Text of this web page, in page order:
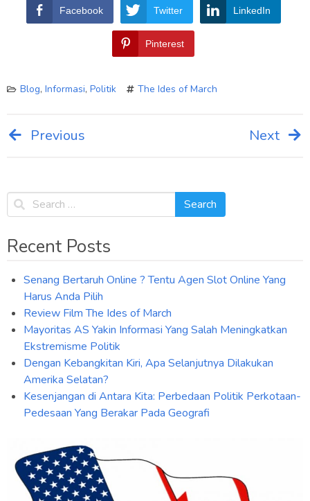
Facebook Twitter LinkedIn
Pinterest
Blog, Informasi, Politik The Ides of March
Post
navigation
Previous Next
Recent Posts
Senang Bertaruh Online ? Tentu Agen Slot Online Yang
Harus Anda Pilih
Review Film The Ides of March
Mayoritas AS Yakin Informasi Yang Salah Meningkatkan
Ekstremisme Politik
Dengan Kebangkitan Kiri, Apa Selanjutnya Dilakukan
Amerika Selatan?
Kesenjangan di Antara Kita: Perbedaan Politik Perkotaan-
Pedesaan Yang Berakar Pada Geografi